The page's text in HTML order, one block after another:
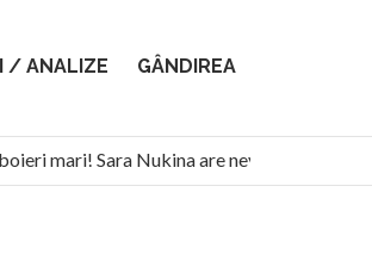
/ ANALIZE GÂNDIREA
mari! Sara Nukina are nevoie de ajutorul
federalizarea României